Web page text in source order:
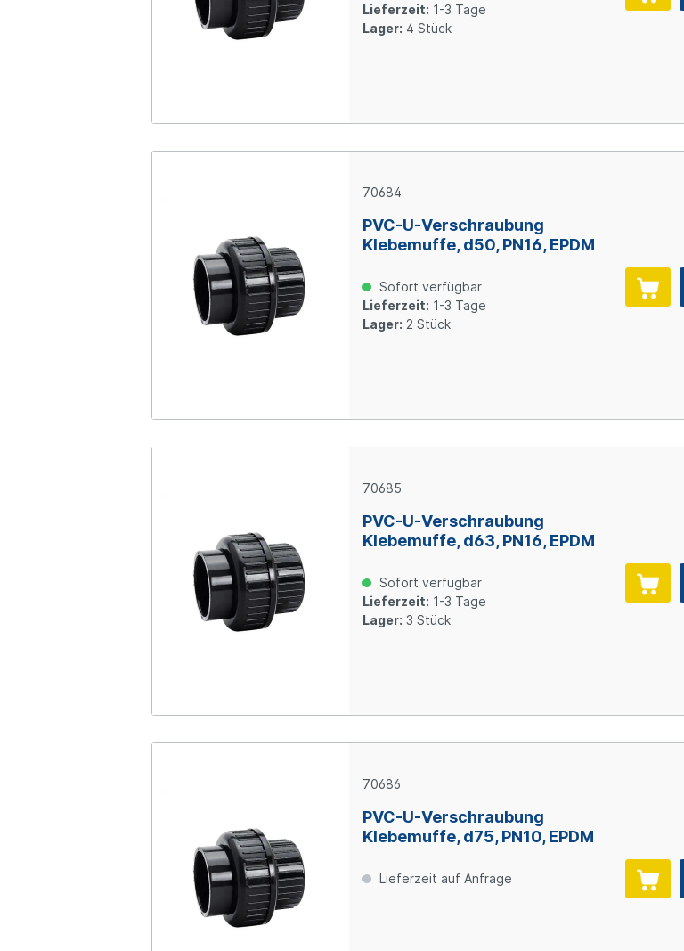
Lieferzeit: 1-3 Tage
Lager: 4 Stück
70684
PVC-U-Verschraubung
Klebemuffe, d50, PN16, EPDM
Sofort verfügbar
Lieferzeit: 1-3 Tage
Lager: 2 Stück
70685
PVC-U-Verschraubung
Klebemuffe, d63, PN16, EPDM
Sofort verfügbar
Lieferzeit: 1-3 Tage
Lager: 3 Stück
70686
PVC-U-Verschraubung
Klebemuffe, d75, PN10, EPDM
Lieferzeit auf Anfrage